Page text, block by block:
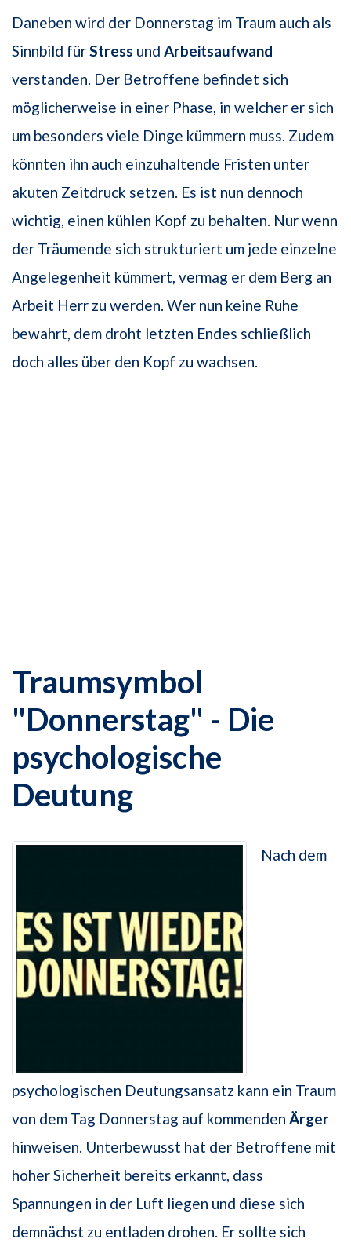
Daneben wird der Donnerstag im Traum auch als
Sinnbild fürStress und Arbeitsaufwand
verstanden. Der Betroffene befindet sich
möglicherweise in einer Phase, in welcher er sich
um besonders viele Dinge kümmern muss. Zudem
könnten ihn auch einzuhaltende Fristen unter
akuten Zeitdruck setzen. Es ist nun dennoch
wichtig, einen kühlen Kopf zu behalten. Nur wenn
der Träumende sich strukturiert um jede einzelne
Angelegenheit kümmert, vermag er dem Berg an
Arbeit Herr zu werden. Wer nun keine Ruhe
bewahrt, dem droht letzten Endes schließlich
doch alles über den Kopf zu wachsen.
Traumsymbol
"Donnerstag" - Die
psychologische
Deutung
Nach dem
psychologischen Deutungsansatz kann ein Traum
von dem Tag Donnerstag auf kommenden Ärger
hinweisen. Unterbewusst hat der Betroffene mit
hoher Sicherheit bereits erkannt, dass
Spannungen in der Luft liegen und diese sich
demnächst zu entladen drohen. Er sollte sich